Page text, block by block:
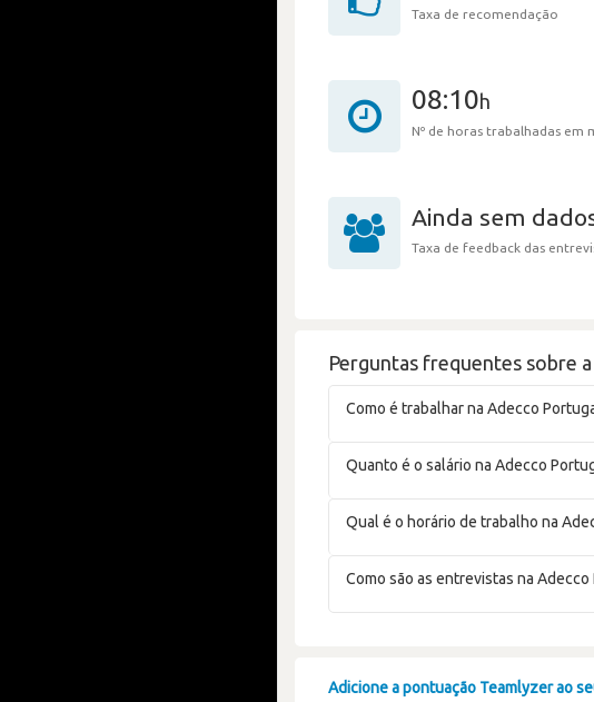
Taxa de recomendação
08:10h
Nº de horas trabalhadas em
Ainda sem
Taxa de feedback das
Perguntas frequentes sobre
Como é trabalhar na Adecco
Quanto é o salário na Adecco
Qual é o horário de trabalho na
Como são as entrevistas na Adecco
Adicione a pontuação Teamlyzer ao